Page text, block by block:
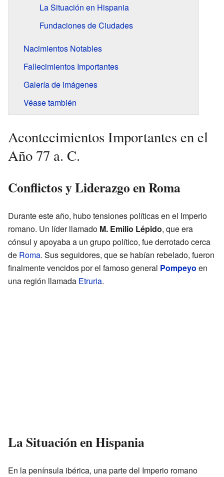
La Situación en Hispania
Fundaciones de Ciudades
Nacimientos Notables
Fallecimientos Importantes
Galería de imágenes
Véase también
Acontecimientos Importantes en el
Año 77 a. C.
Conflictos y Liderazgo en Roma
Durante este año, hubo tensiones políticas en el Imperio
romano. Un líder llamado M. Emilio Lépido, que era
cónsul y apoyaba a un grupo político, fue derrotado cerca
de Roma. Sus seguidores, que se habían rebelado, fueron
finalmente vencidos por el famoso general Pompeyo en
una región llamada Etruria.
La Situación en Hispania
En la península ibérica, una parte del Imperio romano